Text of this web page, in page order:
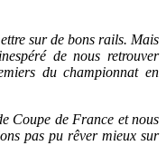
sur de bons rails. Mais
de nous retrouver
du championnat en
Coupe de France et nous
pas pu rêver mieux sur